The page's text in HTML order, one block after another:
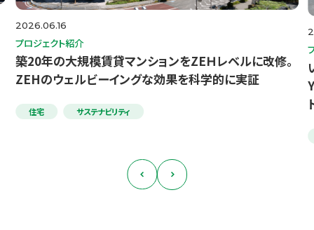
2026.06.16
プロジェクト紹介
築20年の大規模賃貸マンションをZEＨレベルに改修。
ZEHのウェルビーイングな効果を科学的に実証
住宅 サステナビリティ